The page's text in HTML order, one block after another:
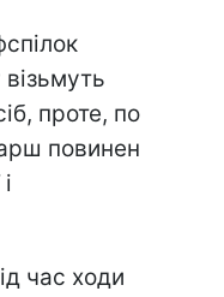
візьмуть
проте, по
повинен
час ходи